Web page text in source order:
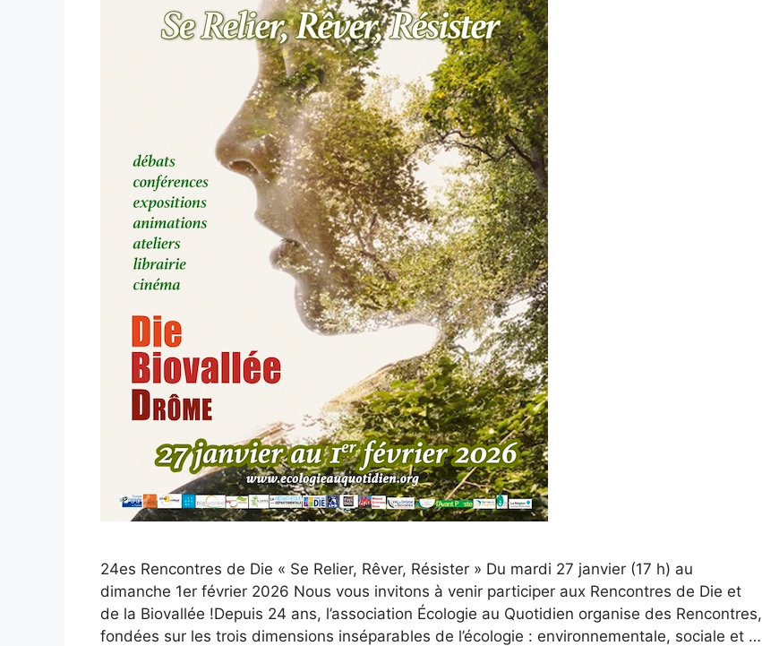
24es Rencontres de Die « Se Relier, Rêver, Résister » Du mardi 27 janvier (17 h) au
dimanche 1er février 2026 Nous vous invitons à venir participer aux Rencontres de Die et
de la Biovallée !Depuis 24 ans, l’association Écologie au Quotidien organise des Rencontres,
fondées sur les trois dimensions inséparables de l’écologie : environnementale, sociale et …